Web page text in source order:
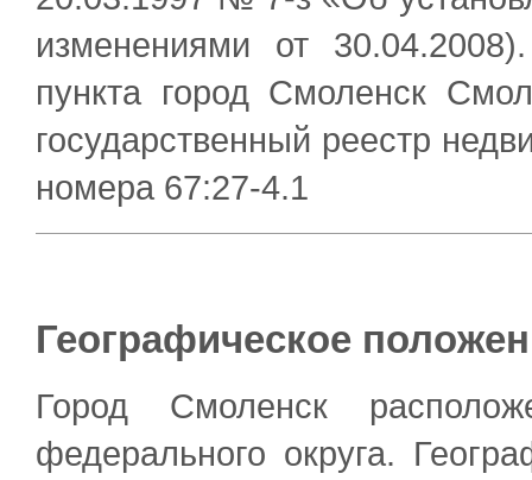
изменениями от
пункта город Смоленск
государственный реестр
номера 67:27-4.1
Географическое
Город Смоленск
федерального округа.